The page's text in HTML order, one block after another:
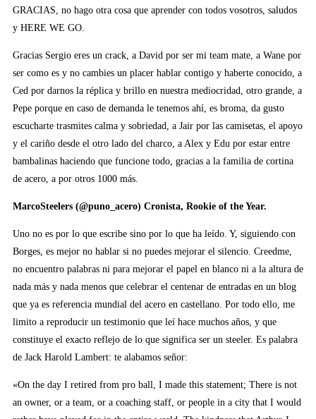
GRACIAS, no hago otra cosa que aprender con todos vosotros, saludos
y HERE WE GO.
Gracias Sergio eres un crack, a David por ser mi team mate, a Wane por
ser como es y no cambies un placer hablar contigo y haberte conocido, a
Ced por darnos la réplica y brillo en nuestra mediocridad, otro grande, a
Pepe porque en caso de demanda le tenemos ahí, es broma, da gusto
escucharte trasmites calma y sobriedad, a Jair por las camisetas, el apoyo
y el cariño desde el otro lado del charco, a Alex y Edu por estar entre
bambalinas haciendo que funcione todo, gracias a la familia de cortina
de acero, a por otros 1000 más.
MarcoSteelers (@puno_acero) Cronista, Rookie of the Year.
Uno no es por lo que escribe sino por lo que ha leído. Y, siguiendo con
Borges, es mejor no hablar si no puedes mejorar el silencio. Creedme,
no encuentro palabras ni para mejorar el papel en blanco ni a la altura de
nada más y nada menos que celebrar el centenar de entradas en un blog
que ya es referencia mundial del acero en castellano. Por todo ello, me
limito a reproducir un testimonio que leí hace muchos años, y que
constituye el exacto reflejo de lo que significa ser un steeler. Es palabra
de Jack Harold Lambert: te alabamos señor:
«On the day I retired from pro ball, I made this statement; There is not
an owner, or a team, or a coaching staff, or people in a city that I would